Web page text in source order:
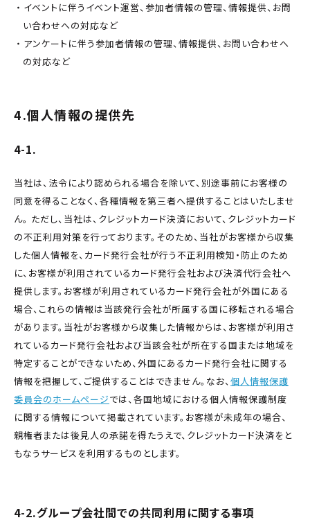
イベントに伴うイベント運営、参加者情報の管理、情報提供、お問
い合わせへの対応など
アンケートに伴う参加者情報の管理、情報提供、お問い合わせへ
の対応など
4.個人情報の提供先
4-1.
当社は、法令により認められる場合を除いて、別途事前にお客様の
同意を得ることなく、各種情報を第三者へ提供することはいたしませ
ん。 ただし、当社は、クレジットカード決済において、クレジットカード
の不正利用対策を行っております。そのため、当社がお客様から収集
した個人情報を、カード発行会社が行う不正利用検知・防止のため
に、お客様が利用されているカード発行会社および決済代行会社へ
提供します。お客様が利用されているカード発行会社が外国にある
場合、これらの情報は当該発行会社が所属する国に移転される場合
があります。当社がお客様から収集した情報からは、お客様が利用さ
れているカード発行会社および当該会社が所在する国または地域を
特定することができないため、外国にあるカード発行会社に関する
情報を把握して、ご提供することはできません。なお、個人情報保護
委員会のホームページでは、各国地域における個人情報保護制度
に関する情報について掲載されています。お客様が未成年の場合、
親権者または後見人の承諾を得たうえで、クレジットカード決済をと
もなうサービスを利用するものとします。
4-2.グループ会社間での共同利用に関する事項